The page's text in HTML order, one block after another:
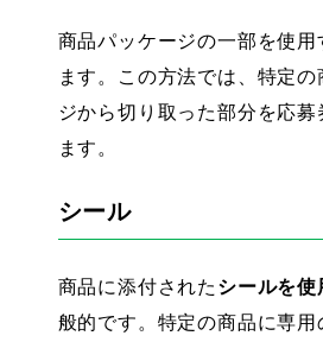
商品パッケージの一部を使用
ます。この方法では、特定
ジから切り取った部分を応
ます。
シール
商品に添付されたシールを使
般的です。特定の商品に専用